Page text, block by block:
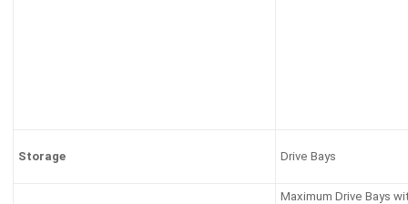
Storage Drive Bays
Maximum Drive Bays